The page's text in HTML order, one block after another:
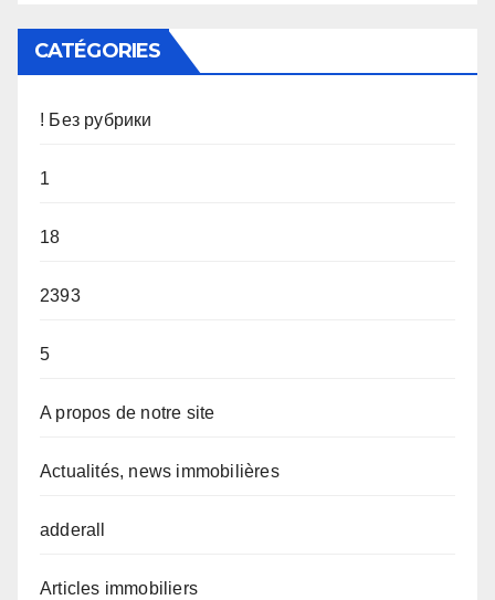
CATÉGORIES
! Без рубрики
1
18
2393
5
A propos de notre site
Actualités, news immobilières
adderall
Articles immobiliers